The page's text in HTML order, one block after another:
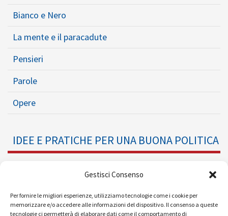
Gestisci Consenso
Per fornire le migliori esperienze, utilizziamo tecnologie come i cookie per
memorizzare e/o accedere alle informazioni del dispositivo. Il consenso a queste
tecnologie ci permetterà di elaborare dati come il comportamento di
Bianco e Nero
La mente e il paracadute
Pensieri
Parole
Opere
IDEE E PRATICHE PER UNA BUONA POLITICA
Formazione Politica